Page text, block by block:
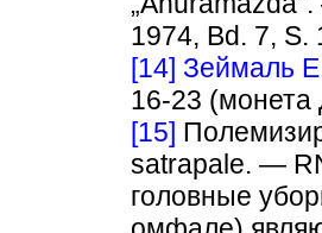
1974, Bd. 7, S.
[14] Зеймаль
16-23
[15]
satrapale. —
головные